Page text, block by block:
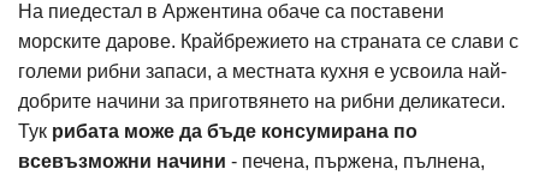
На пиедестал в Аржентина обаче са поставени
морските дарове. Крайбрежието на страната се слави с
големи рибни запаси, а местната кухня е усвоила най-
добрите начини за приготвянето на рибни деликатеси.
Тук рибата може да бъде консумирана по
всевъзможни начини - печена, пържена, пълнена,